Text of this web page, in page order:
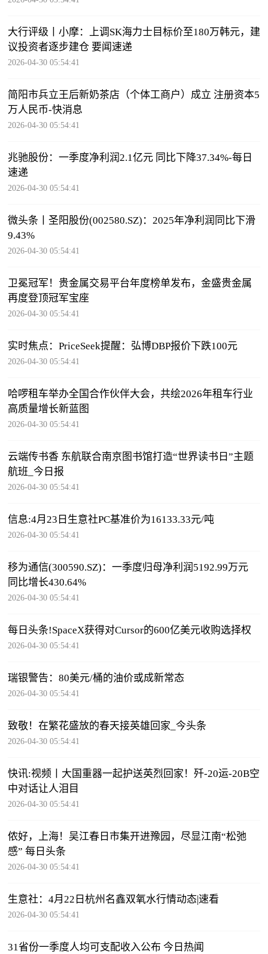
大行评级丨小摩：上调SK海力士目标价至180万韩元，建
议投资者逐步建仓 要闻速递
2026-04-30 05:54:41
简阳市兵立王后新奶茶店（个体工商户）成立 注册资本5
万人民币-快消息
2026-04-30 05:54:41
兆驰股份：一季度净利润2.1亿元 同比下降37.34%-每日
速递
2026-04-30 05:54:41
微头条丨圣阳股份(002580.SZ)：2025年净利润同比下滑
9.43%
2026-04-30 05:54:41
卫冕冠军！贵金属交易平台年度榜单发布，金盛贵金属
再度登顶冠军宝座
2026-04-30 05:54:41
实时焦点：PriceSeek提醒：弘博DBP报价下跌100元
2026-04-30 05:54:41
哈啰租车举办全国合作伙伴大会，共绘2026年租车行业
高质量增长新蓝图
2026-04-30 05:54:41
云端传书香 东航联合南京图书馆打造“世界读书日”主题
航班_今日报
2026-04-30 05:54:41
信息:4月23日生意社PC基准价为16133.33元/吨
2026-04-30 05:54:41
移为通信(300590.SZ)：一季度归母净利润5192.99万元
同比增长430.64%
2026-04-30 05:54:41
每日头条!SpaceX获得对Cursor的600亿美元收购选择权
2026-04-30 05:54:41
瑞银警告：80美元/桶的油价或成新常态
2026-04-30 05:54:41
致敬！在繁花盛放的春天接英雄回家_今头条
2026-04-30 05:54:41
快讯:视频丨大国重器一起护送英烈回家！歼-20运-20B空
中对话让人泪目
2026-04-30 05:54:41
侬好，上海！吴江春日市集开进豫园，尽显江南“松弛
感” 每日头条
2026-04-30 05:54:41
生意社：4月22日杭州名鑫双氧水行情动态|速看
2026-04-30 05:54:41
31省份一季度人均可支配收入公布 今日热闻